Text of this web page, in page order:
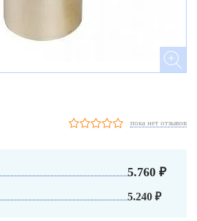
пока нет отзывов
5.760 ₽
5.240 ₽